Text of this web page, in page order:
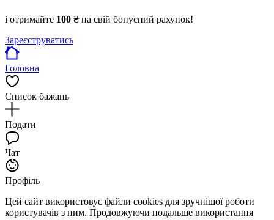
і отримайте 100 ₴ на свій бонусний рахунок!
Зареєструватись
Головна
Список бажань
Подати
Чат
Профіль
Цей сайт використовує файли cookies для зручнішої роботи
користувачів з ним. Продовжуючи подальше використання